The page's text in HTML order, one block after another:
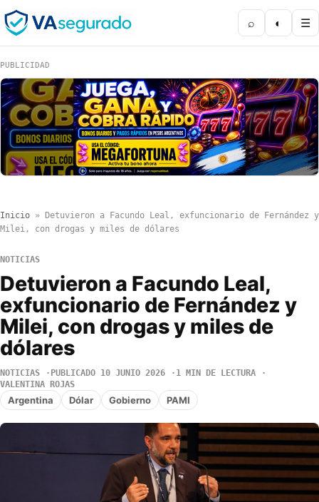
⌕ ◐ ☰
PUBLICIDAD
Inicio »
Detuvieron a Facundo Leal, exfuncionario de Fernández y
Milei, con drogas y miles de dólares
NOTICIAS
Detuvieron a Facundo Leal,
exfuncionario de Fernández y
Milei, con drogas y miles de
dólares
NOTICIAS PUBLICADO 10 JUNIO 2026
1 MIN DE LECTURA
VALENTINA ROJAS
Argentina Dólar Gobierno PAMI